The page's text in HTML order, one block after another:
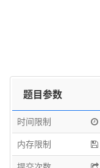
题目参数
时间限制
内存限制